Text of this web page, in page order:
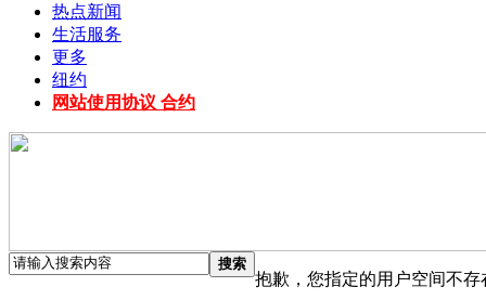
热点新闻
生活服务
更多
纽约
网站使用协议 合约
搜索
抱歉，您指定的用户空间不存